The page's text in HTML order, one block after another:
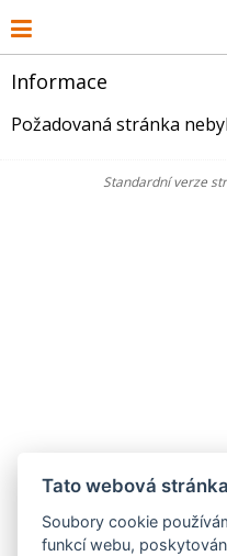
Informace
Požadovaná stránka
Standardní verze
Tato webová
Soubory cookie
funkcí webu,